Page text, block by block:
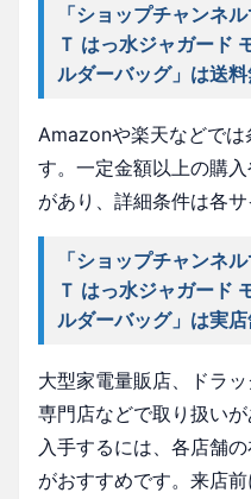
「ショップチャンネ
Ｔ はっ水ジャガード
ルダーバッグ」は送
Amazonや楽天などでは
す。一定金額以上の購
があり、詳細条件は各サ
「ショップチャンネ
Ｔ はっ水ジャガード
ルダーバッグ」は実
大型家電量販店、ドラ
専門店などで取り扱い
入手するには、各店舗
がおすすめです。来店